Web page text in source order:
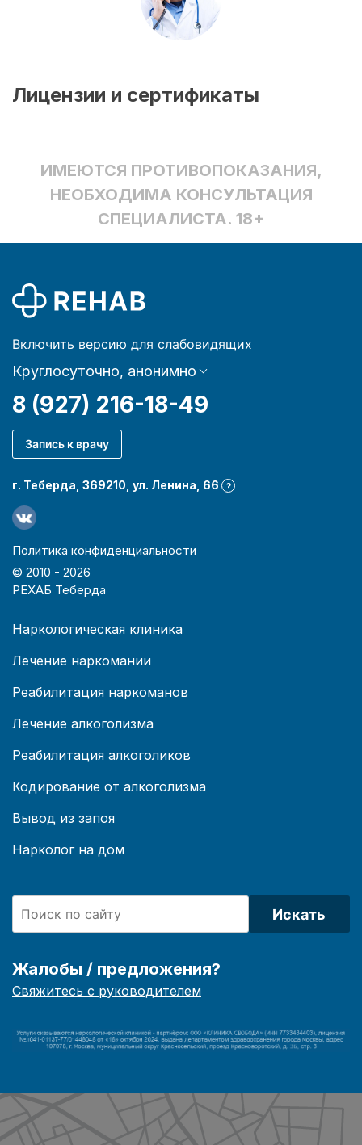
Лицензии и сертификаты
ИМЕЮТСЯ ПРОТИВОПОКАЗАНИЯ,
НЕОБХОДИМА КОНСУЛЬТАЦИЯ
СПЕЦИАЛИСТА. 18+
Включить версию для слабовидящих
Круглосуточно, анонимно
8 (927) 216-18-49
Запись к врачу
г. Теберда, 369210, ул. Ленина, 66 ?
Политика конфиденциальности
© 2010 - 2026
РЕХАБ Теберда
Наркологическая клиника
Лечение наркомании
Реабилитация наркоманов
Лечение алкоголизма
Реабилитация алкоголиков
Кодирование от алкоголизма
Вывод из запоя
Нарколог на дом
Искать
Жалобы / предложения?
Свяжитесь с руководителем